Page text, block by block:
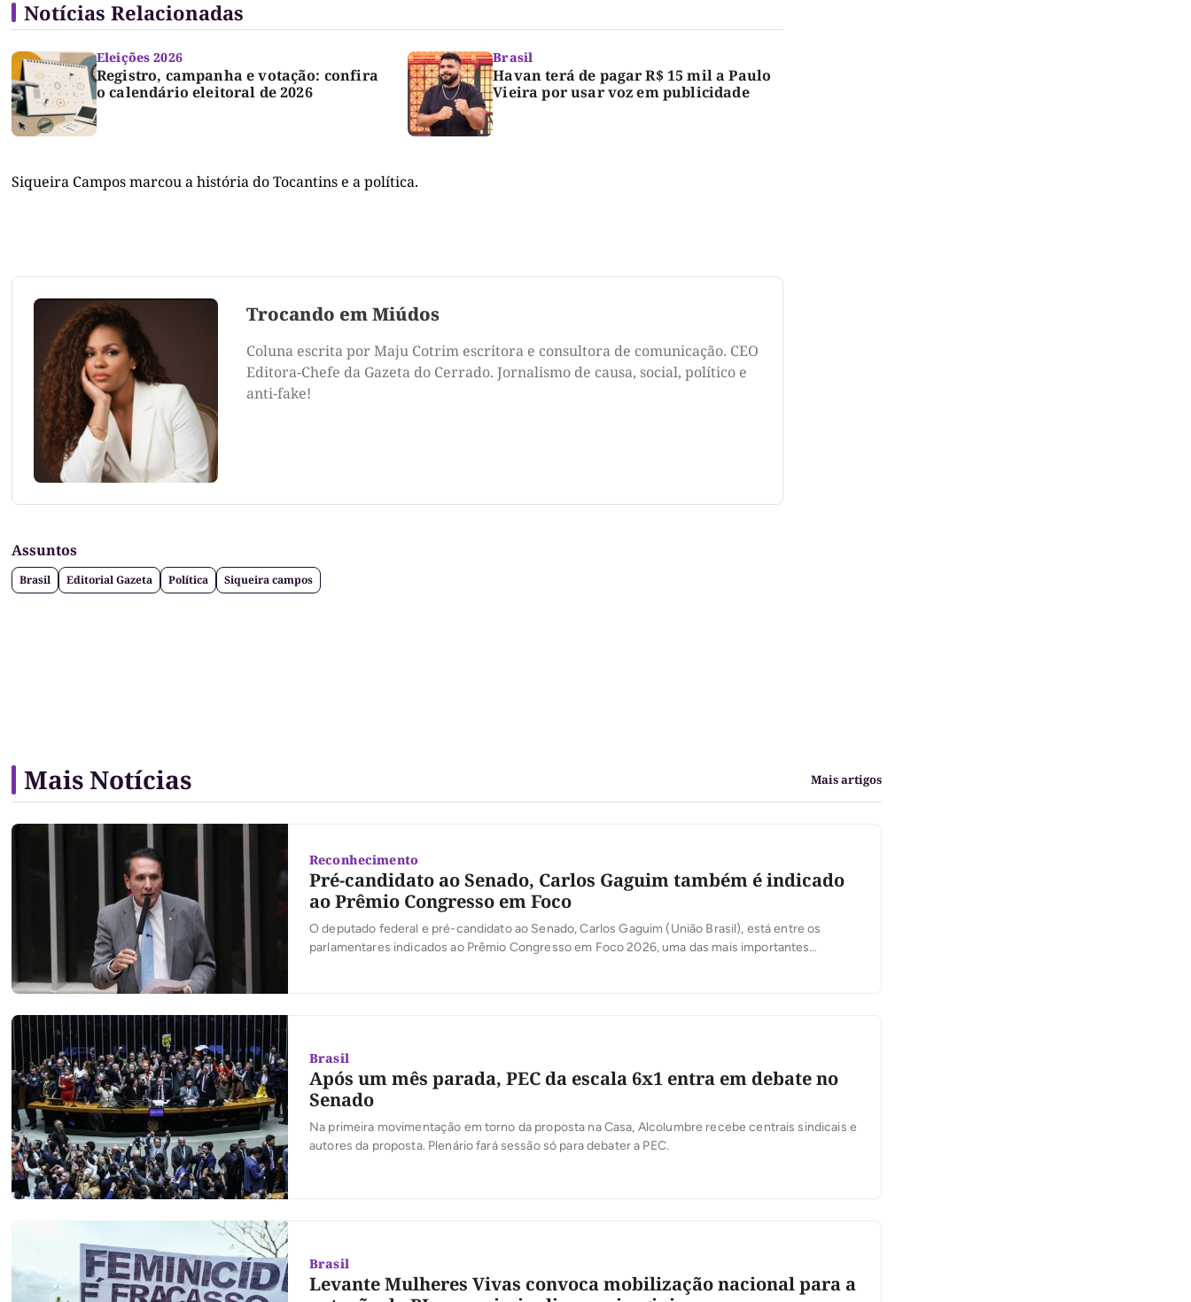
Notícias Relacionadas
Eleições 2026
Registro, campanha e votação: confira
o calendário eleitoral de 2026
Brasil
Havan terá de pagar R$ 15 mil a Paulo
Vieira por usar voz em publicidade
Siqueira Campos marcou a história do Tocantins e a política.
Trocando em Miúdos
Coluna escrita por Maju Cotrim escritora e consultora de comunicação. CEO
Editora-Chefe da Gazeta do Cerrado. Jornalismo de causa, social, político e
anti-fake!
Assuntos
Brasil Editorial Gazeta Política Siqueira campos
Mais Notícias Mais artigos
Reconhecimento
Pré-candidato ao Senado, Carlos Gaguim também é indicado
ao Prêmio Congresso em Foco
O deputado federal e pré-candidato ao Senado, Carlos Gaguim (União Brasil), está entre os
parlamentares indicados ao Prêmio Congresso em Foco 2026, uma das mais importantes
Brasil
Após um mês parada, PEC da escala 6x1 entra em debate no
Senado
Na primeira movimentação em torno da proposta na Casa, Alcolumbre recebe centrais sindicais e
autores da proposta. Plenário fará sessão só para debater a PEC.
Brasil
Levante Mulheres Vivas convoca mobilização nacional para a